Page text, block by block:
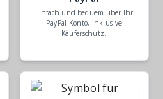
Einfach und bequem über Ihr
PayPal-Konto, inklusive
Käuferschutz.